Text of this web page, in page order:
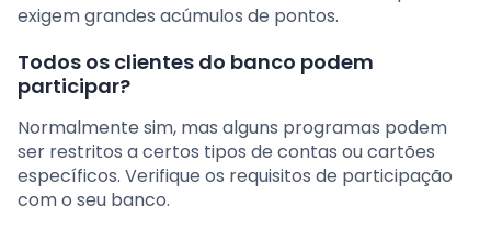
exigem grandes acúmulos de pontos.
Todos os clientes do banco podem
participar?
Normalmente sim, mas alguns programas podem
ser restritos a certos tipos de contas ou cartões
específicos. Verifique os requisitos de participação
com o seu banco.